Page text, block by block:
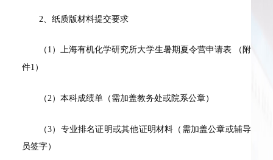
2、纸质版材料提交要求
（1）上海有机化学研究所大学生暑期夏令营申请表 （附
件1）
（2）本科成绩单（需加盖教务处或院系公章）
（3）专业排名证明或其他证明材料（需加盖公章或辅导
员签字）